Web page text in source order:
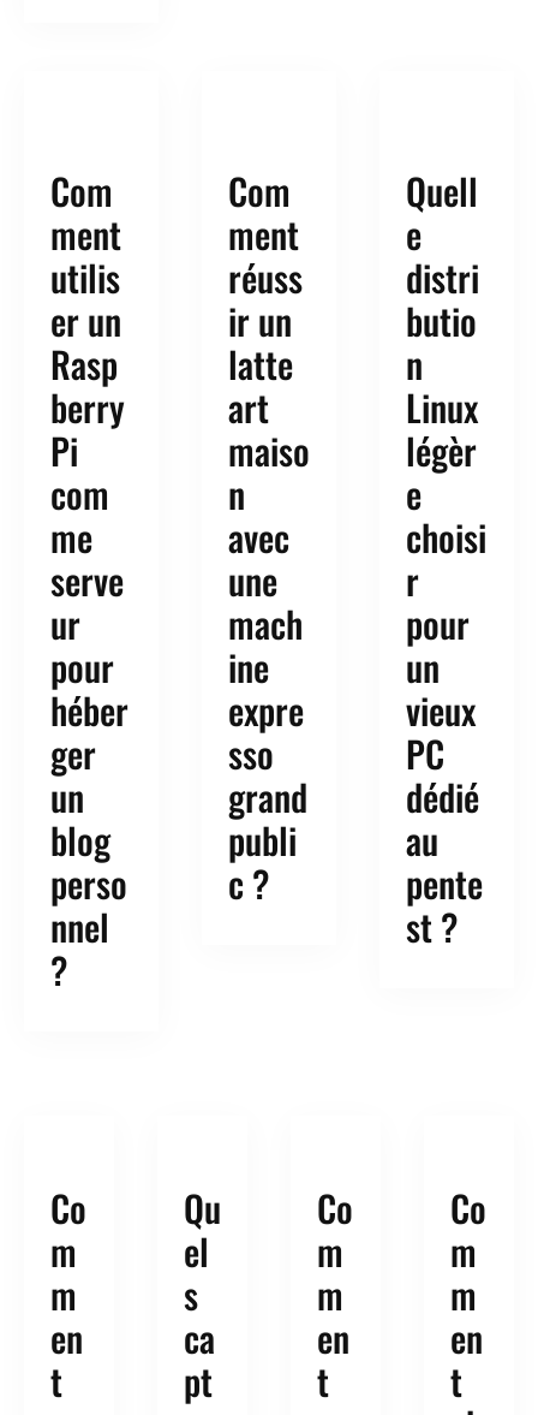
Com
ment
utilis
er un
Rasp
berry
Pi
com
me
serve
ur
pour
héber
ger
un
blog
perso
nnel
?
Com
ment
réuss
ir un
latte
art
maiso
n
avec
une
mach
ine
expre
sso
grand
publi
c ?
Quell
e
distri
butio
n
Linux
légèr
e
choisi
r
pour
un
vieux
PC
dédié
au
pente
st ?
Co
m
m
en
t
Qu
el
s
ca
pt
Co
m
m
en
t
Co
m
m
en
t